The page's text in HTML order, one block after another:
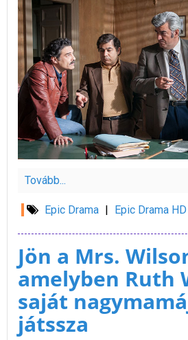
Tovább...
Epic Drama Epic Drama HD
Jön a Mrs.
amelyben Ruth
saját
játssza